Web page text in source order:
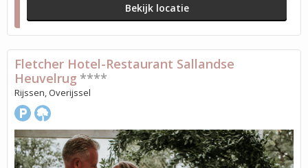
Bekijk locatie
Fletcher Hotel-Restaurant Sallandse
Heuvelrug ****
Rijssen, Overijssel